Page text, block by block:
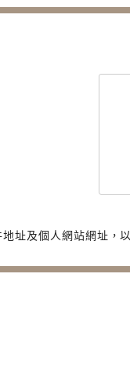
址及個人網站網址，